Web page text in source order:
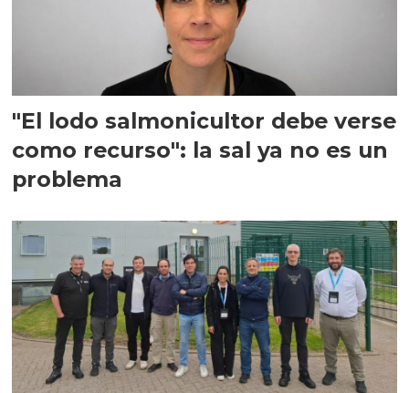
"El lodo salmonicultor debe verse
como recurso": la sal ya no es un
problema